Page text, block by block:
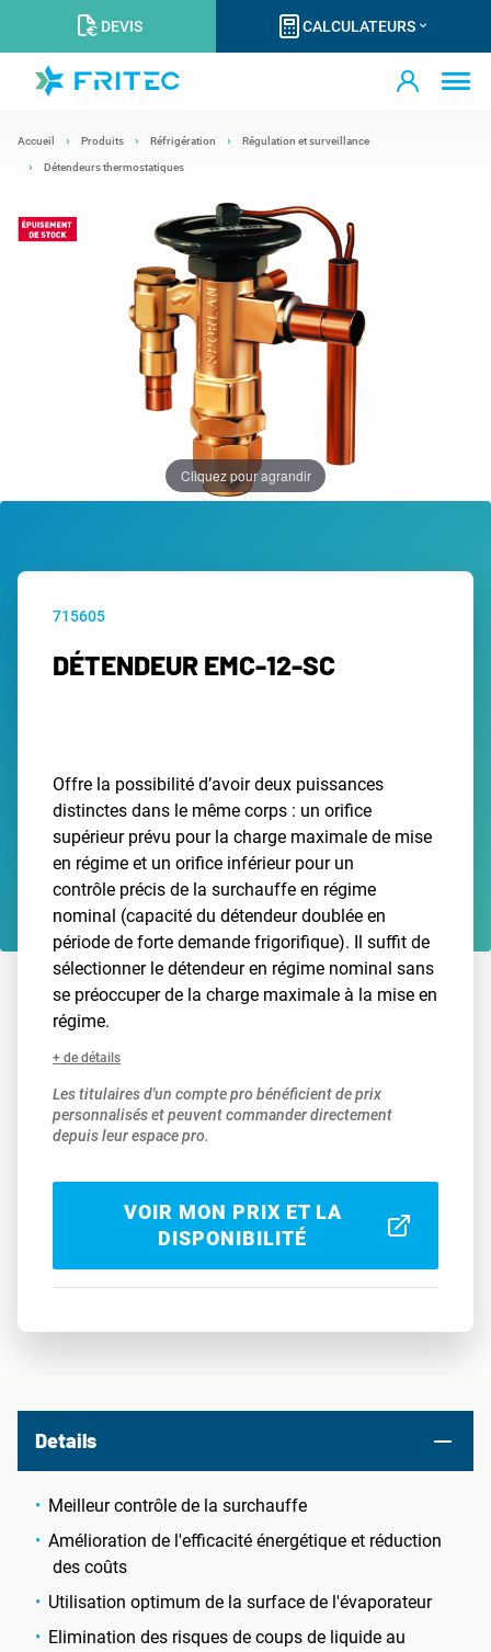
DEVIS CALCULATEURS
Accueil Produits Réfrigération Régulation et surveillance
Détendeurs thermostatiques
Cliquez pour agrandir
715605
DÉTENDEUR EMC-12-SC
Offre la possibilité d’avoir deux puissances
distinctes dans le même corps : un orifice
supérieur prévu pour la charge maximale de mise
en régime et un orifice inférieur pour un
contrôle précis de la surchauffe en régime
nominal (capacité du détendeur doublée en
période de forte demande frigorifique). Il suffit de
sélectionner le détendeur en régime nominal sans
se préoccuper de la charge maximale à la mise en
régime.
+ de détails
Les titulaires d'un compte pro bénéficient de prix
personnalisés et peuvent commander directement
depuis leur espace pro.
VOIR MON PRIX ET LA
DISPONIBILITÉ
Details
Meilleur contrôle de la surchauffe
Amélioration de l'efficacité énergétique et réduction
des coûts
Utilisation optimum de la surface de l'évaporateur
Elimination des risques de coups de liquide au